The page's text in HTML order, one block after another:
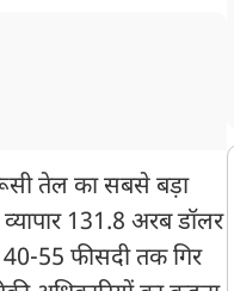
तेल का सबसे बड़ा
131.8 अरब डॉलर
40-55 फीसदी तक गिर